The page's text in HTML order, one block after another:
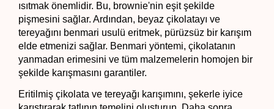
ısıtmak önemlidir. Bu, brownie'nin eşit şekilde
pişmesini sağlar. Ardından, beyaz çikolatayı ve
tereyağını benmari usulü eritmek, pürüzsüz bir karışım
elde etmenizi sağlar. Benmari yöntemi, çikolatanın
yanmadan erimesini ve tüm malzemelerin homojen bir
şekilde karışmasını garantiler.
Eritilmiş çikolata ve tereyağı karışımını, şekerle iyice